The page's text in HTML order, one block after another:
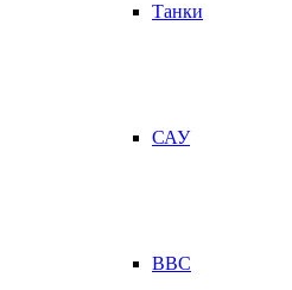
Танки
САУ
ВВС